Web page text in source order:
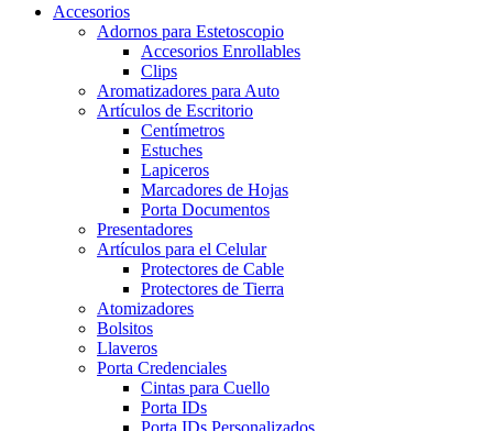
Accesorios
Adornos para Estetoscopio
Accesorios Enrollables
Clips
Aromatizadores para Auto
Artículos de Escritorio
Centímetros
Estuches
Lapiceros
Marcadores de Hojas
Porta Documentos
Presentadores
Artículos para el Celular
Protectores de Cable
Protectores de Tierra
Atomizadores
Bolsitos
Llaveros
Porta Credenciales
Cintas para Cuello
Porta IDs
Porta IDs Personalizados